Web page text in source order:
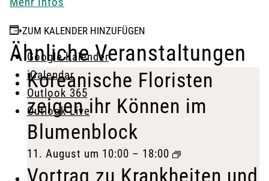
ZUM KALENDER HINZUFÜGEN
Google Kalender
iCalendar
Outlook 365
Outlook Live
Ähnliche Veranstaltungen
Koreanische Floristen
zeigen ihr Können im
Blumenblock
11. August um 10:00 – 18:00
Vortrag zu Krankheiten und